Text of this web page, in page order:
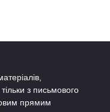
з письмового
прямим